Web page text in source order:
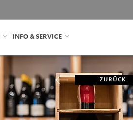
INFO & SERVICE
ZURÜCK